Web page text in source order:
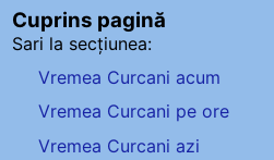
Cuprins pagină
Sari la secțiunea:
Vremea Curcani acum
Vremea Curcani pe ore
Vremea Curcani azi